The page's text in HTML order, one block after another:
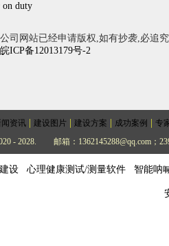
on duty
公司网站已经申请版权,如有抄袭,必追
皖ICP备12013179号-2
闻资讯 建设图片 建设方案 成功案例
专
- 2028.
邮箱：1362145288@qq.com；
设 心理健康测试/测量软件 智能呐